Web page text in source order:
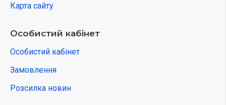
Карта сайту
Особистий кабінет
Особистий кабінет
Замовлення
Розсилка новин